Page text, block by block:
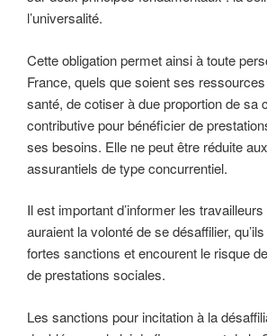
l’universalité.
Cette obligation permet ainsi à toute
France, quels que soient ses
santé, de cotiser à due proportion de sa
contributive pour bénéficier de
ses besoins. Elle ne peut être réduite
assurantiels de type concurrentiel.
Il est important d’informer les
auraient la volonté de se désaffilier,
fortes sanctions et encourent le risque
de prestations sociales.
Les sanctions pour incitation à la